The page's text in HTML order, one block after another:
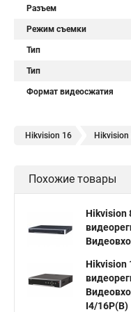
Разъем
Режим съемки
Тип
Тип
Формат видеосжатия
Hikvision 16 Hikvision
Похожие товары
Hikvision
Hikvision
I4/16P(B)